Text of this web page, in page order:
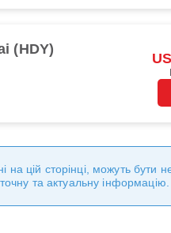
(HDY)
на цій сторінці, можуть
та актуальну інформацію.